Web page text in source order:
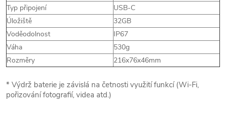
Typ připojení
USB-C
Úložiště
32GB
Voděodolnost
IP67
Váha
530g
Rozměry
216x76x46mm
* Výdrž baterie je závislá na četnosti využití funkcí (Wi-Fi,
pořizování fotografií, videa atd.)